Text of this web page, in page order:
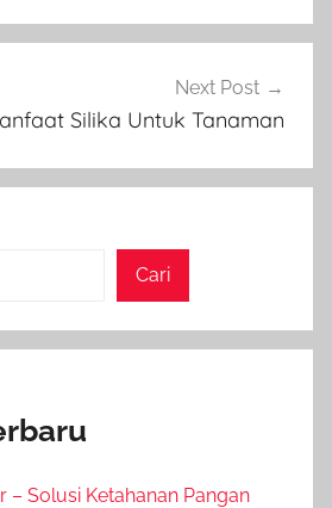
Next Post
Silika Untuk Tanaman
Cari
– Solusi Ketahanan Pangan